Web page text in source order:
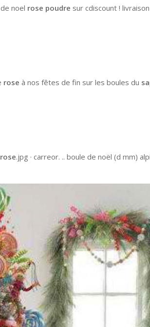
noel rose poudre sur cdiscount !
rose à nos fêtes de fin sur les boules du
rose.jpg · carreor. .. boule de noël (d mm)